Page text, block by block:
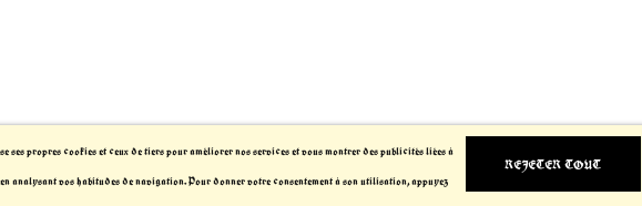
© 2021-2023 Le Chevalier Thibault™. All Rights Reserved
ses propres cookies et ceux de tiers pour améliorer nos services et vous montrer des publicités liées à
analysant vos habitudes de navigation. Pour donner votre consentement à son utilisation, appuyez
REJETER TOUT